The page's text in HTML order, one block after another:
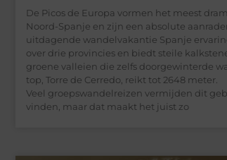
De Picos de Europa vormen het meest
Noord-Spanje en zijn een absolute
uitdagende wandelvakantie Spanje
over drie provincies en biedt steile
groene valleien die zelfs doorgewinterde
top, Torre de Cerredo, reikt tot 2648 meter.
Veel groepswandelreizen vermijden dit
vinden, maar dat maakt het juist zo